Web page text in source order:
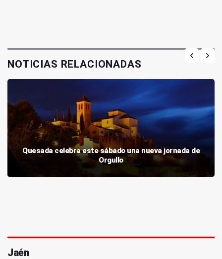
NOTICIAS RELACIONADAS
Quesada celebra este sábado una nueva jornada de
Orgullo
Jaén